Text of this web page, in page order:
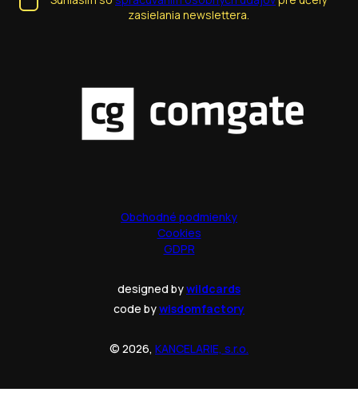
zasielania newslettera.
Obchodné podmienky
Cookies
GDPR
designed bywildcards
code bywisdomfactory
© 2026, KANCELARIE, s.r.o.